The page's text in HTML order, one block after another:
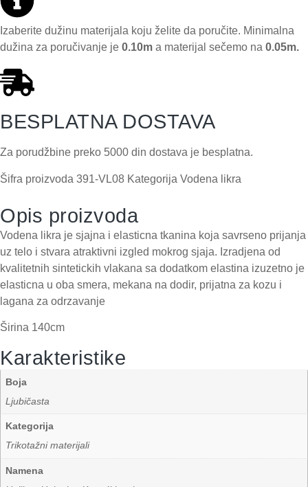
Izaberite dužinu materijala koju želite da poručite. Minimalna
dužina za poručivanje je 0.10m a materijal sečemo na 0.05m.
BESPLATNA DOSTAVA
Za porudžbine preko 5000 din dostava je besplatna.
Šifra proizvoda 391-VL08 Kategorija Vodena likra
Opis proizvoda
Vodena likra je sjajna i elasticna tkanina koja savrseno prijanja
uz telo i stvara atraktivni izgled mokrog sjaja. Izradjena od
kvalitetnih sintetickih vlakana sa dodatkom elastina izuzetno je
elasticna u oba smera, mekana na dodir, prijatna za kozu i
lagana za odrzavanje
Širina 140cm
Karakteristike
Boja
Ljubičasta
Kategorija
Trikotažni materijali
Namena